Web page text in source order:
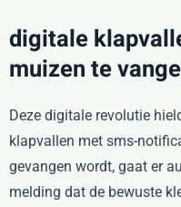
digitale
muizen te
Deze digitale revolutie
klapvallen met sms-
gevangen wordt, gaat er
melding dat de bewuste